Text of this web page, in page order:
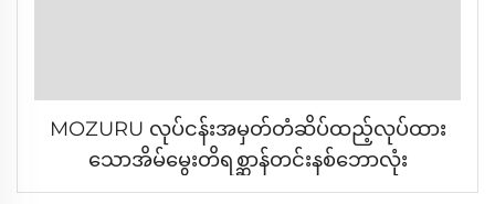
MOZURU လုပ်ငန်းအမှတ်တံဆိပ်ထည့်လုပ်ထား
သောအိမ်မွေးတိရစ္ဆာန်တင်းနစ်ဘောလုံး